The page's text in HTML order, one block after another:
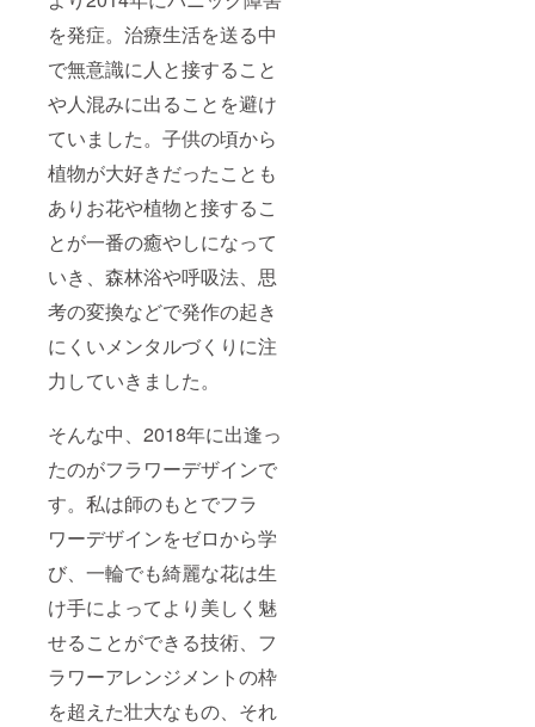
を発症。治療生活を送る中
で無意識に人と接すること
や人混みに出ることを避け
ていました。子供の頃から
植物が大好きだったことも
ありお花や植物と接するこ
とが一番の癒やしになって
いき、森林浴や呼吸法、思
考の変換などで発作の起き
にくいメンタルづくりに注
力していきました。
そんな中、2018年に出逢っ
たのがフラワーデザインで
す。私は師のもとでフラ
ワーデザインをゼロから学
び、一輪でも綺麗な花は生
け手によってより美しく魅
せることができる技術、フ
ラワーアレンジメントの枠
を超えた壮大なもの、それ